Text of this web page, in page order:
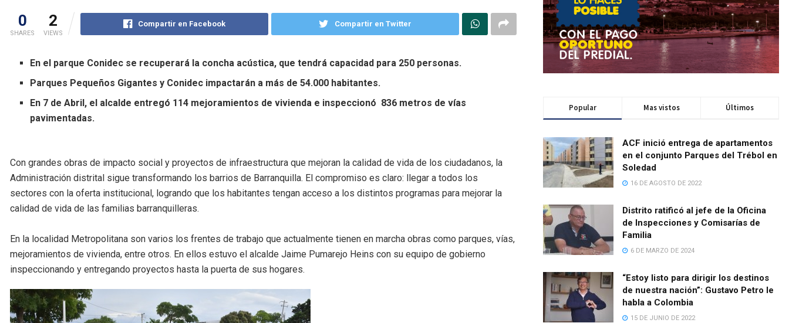
0
SHARES
2
VIEWS
Compartir en Facebook Compartir en Twitter
En el parque Conidec se recuperará la concha acústica, que tendrá capacidad para 250 personas.
Parques Pequeños Gigantes y Conidec impactarán a más de 54.000 habitantes.
En 7 de Abril, el alcalde entregó 114 mejoramientos de vivienda e inspeccionó 836 metros de vías
pavimentadas.
Con grandes obras de impacto social y proyectos de infraestructura que mejoran la calidad de vida de los ciudadanos, la
Administración distrital sigue transformando los barrios de Barranquilla. El compromiso es claro: llegar a todos los
sectores con la oferta institucional, logrando que los habitantes tengan acceso a los distintos programas para mejorar la
calidad de vida de las familias barranquilleras.
En la localidad Metropolitana son varios los frentes de trabajo que actualmente tienen en marcha obras como parques, vías,
mejoramientos de vivienda, entre otros. En ellos estuvo el alcalde Jaime Pumarejo Heins con su equipo de gobierno
inspeccionando y entregando proyectos hasta la puerta de sus hogares.
Popular Mas vistos Últimos
ACF inició entrega de apartamentos
en el conjunto Parques del Trébol en
Soledad
16 DE AGOSTO DE 2022
Distrito ratificó al jefe de la Oficina
de Inspecciones y Comisarías de
Familia
6 DE MARZO DE 2024
“Estoy listo para dirigir los destinos
de nuestra nación”: Gustavo Petro le
habla a Colombia
15 DE JUNIO DE 2022